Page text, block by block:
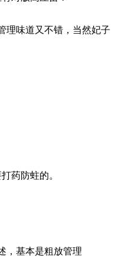
理味道又不错，当然妃子
药防蛀的。
，基本是粗放管理